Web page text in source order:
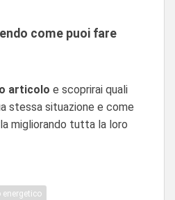
come puoi fare
articolo e scoprirai quali
stessa situazione e come
migliorando tutta la loro
energetico